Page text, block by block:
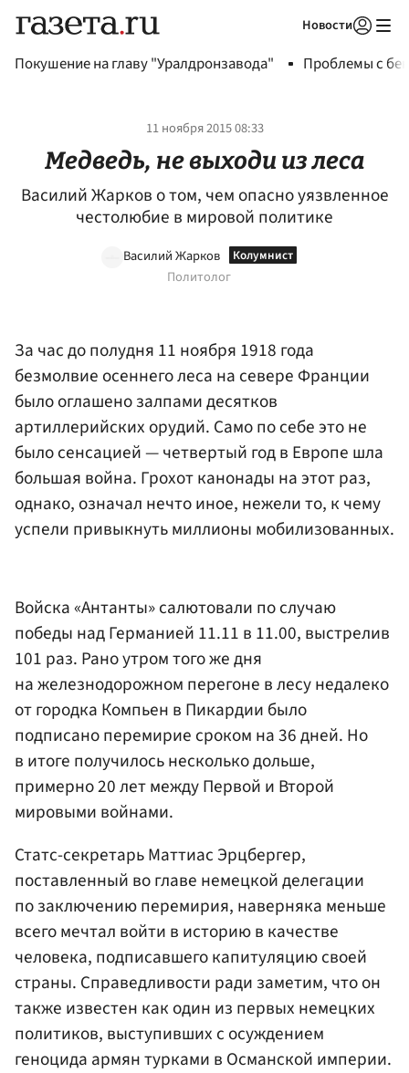
Новости
Покушение на главу "Уралдронзавода" Проблемы с
11 ноября 2015 08:33
Медведь, не выходи из леса
Василий Жарков о том, чем опасно уязвленное
честолюбие в мировой политике
Василий Жарков
Политолог
За час до полудня 11 ноября 1918 года
безмолвие осеннего леса на севере Франции
было оглашено залпами десятков
артиллерийских орудий. Само по себе это не
было сенсацией — четвертый год в Европе шла
большая война. Грохот канонады на этот раз,
однако, означал нечто иное, нежели то, к чему
успели привыкнуть миллионы мобилизованных.
Войска «Антанты» салютовали по случаю
победы над Германией 11.11 в 11.00, выстрелив
101 раз. Рано утром того же дня
на железнодорожном перегоне в лесу недалеко
от городка Компьен в Пикардии было
подписано перемирие сроком на 36 дней. Но
в итоге получилось несколько дольше,
примерно 20 лет между Первой и Второй
мировыми войнами.
Статс-секретарь Маттиас Эрцбергер,
поставленный во главе немецкой делегации
по заключению перемирия, наверняка меньше
всего мечтал войти в историю в качестве
человека, подписавшего капитуляцию своей
страны. Справедливости ради заметим, что он
также известен как один из первых немецких
политиков, выступивших с осуждением
геноцида армян турками в Османской империи.